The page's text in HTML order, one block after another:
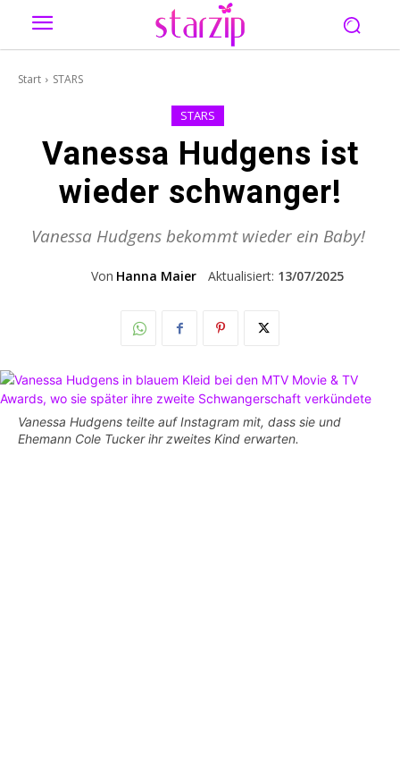
Start STARS
STARS
Vanessa Hudgens ist
wieder schwanger!
Vanessa Hudgens bekommt wieder ein Baby!
Von Hanna Maier Aktualisiert: 13/07/2025
Vanessa Hudgens teilte auf Instagram mit, dass sie und
Ehemann Cole Tucker ihr zweites Kind erwarten.